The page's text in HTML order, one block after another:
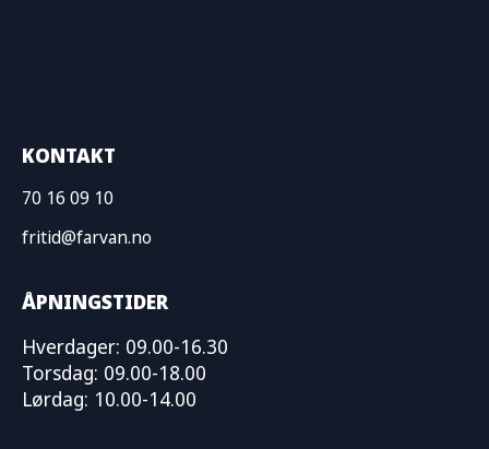
KONTAKT
70 16 09 10
fritid@farvan.no
ÅPNINGSTIDER
Hverdager: 09.00-16.30
Torsdag: 09.00-18.00
Lørdag: 10.00-14.00